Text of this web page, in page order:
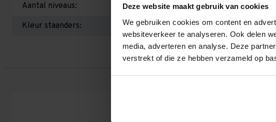
Deze website maakt gebruik van cookies
We gebruiken cookies om content en
websiteverkeer te analyseren. Ook delen
media, adverteren en analyse. Deze
verstrekt of die ze hebben verzameld op
Aantal niveaus:
3
Kleur staanders:
Blauw